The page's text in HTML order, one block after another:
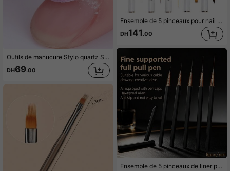
Outils de manucure Stylo quartz Stylo de gravure en céramique Râpe à callosités, Lime à ongles à 45 degrés, Fournitures pour ongles, Outils pour ongles, Outils pour nail art, Rentrée scolaire, Ongles, Outils pour ongles pour faux ongles
DH69.00
Ensemble de 5 pinceaux pour nail art, pinceaux de nail art à double extrémité, peuvent être utilisés pour dessiner des lignes longues, des stylos à lignes fines, des stylos dégradés et des pinceaux 3D stéréoscopiques, convient pour le vernis à ongles gel et la peinture d'ongles acrylique
DH141.00
Ensemble de 5 pinceaux de liner pour nail art à pointe fine, stylos à tirer de ligne avec manche hexagonal antidérapant et capuchons, pinceaux de dessin professionnels pour lignes fines, fleurs et décoration de manucure DIY